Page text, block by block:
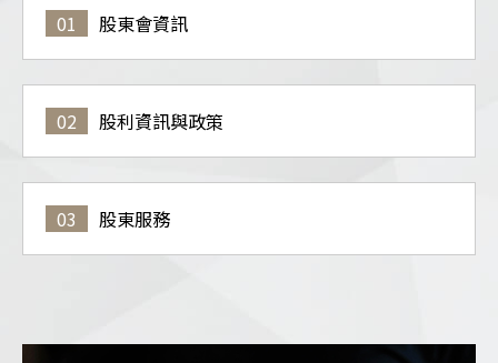
01 股東會資訊
02 股利資訊與政策
03 股東服務
E-MAIL